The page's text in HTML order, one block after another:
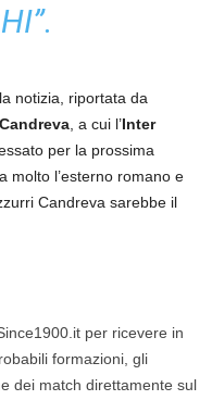
notizia, riportata da
, a cui l’Inter
per la prossima
molto l’esterno romano e
Candreva sarebbe il
per ricevere in
formazioni, gli
dei match direttamente sul